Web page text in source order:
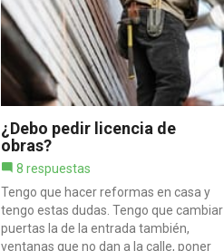
¿Debo pedir licencia de
obras?
8 respuestas
Tengo que hacer reformas en casa y
tengo estas dudas. Tengo que cambiar
puertas la de la entrada también,
ventanas que no dan a la calle, poner